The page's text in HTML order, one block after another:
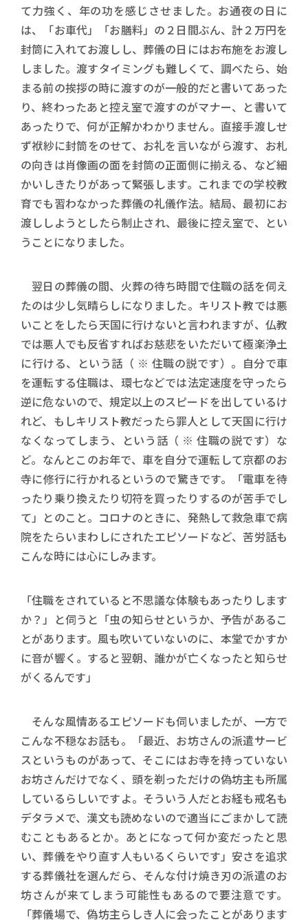
て力強く、年の功を感じさせました。お通夜の日に
は、「お車代」「お膳料」の２日間ぶん、計２万円を
封筒に入れてお渡しし、葬儀の日にはお布施をお渡し
しました。渡すタイミングも難しくて、調べたら、始
まる前の挨拶の時に渡すのが一般的だと書いてあった
り、終わったあと控え室で渡すのがマナー、と書いて
あったりで、何が正解かわかりません。直接手渡しせ
ず袱紗に封筒をのせて、お礼を言いながら渡す、お札
の向きは肖像画の面を封筒の正面側に揃える、など細
かいしきたりがあって緊張します。これまでの学校教
育でも習わなかった葬儀の礼儀作法。結局、最初にお
渡ししようとしたら制止され、最後に控え室で、とい
うことになりました。
翌日の葬儀の間、火葬の待ち時間で住職の話を伺え
たのは少し気晴らしになりました。キリスト教では悪
いことをしたら天国に行けないと言われますが、仏教
では悪人でも反省すればお慈悲をいただいて極楽浄土
に行ける、という話（ ※ 住職の説です）。自分で車
を運転する住職は、環七などでは法定速度を守ったら
逆に危ないので、規定以上のスピードを出しているけ
れど、もしキリスト教だったら罪人として天国に行け
なくなってしまう、という話（ ※ 住職の説です）な
ど。なんとこのお年で、車を自分で運転して京都のお
寺に修行に行かれるというので驚きです。「電車を待
ったり乗り換えたり切符を買ったりするのが苦手でし
て」とのこと。コロナのときに、発熱して救急車で病
院をたらいまわしにされたエピソードなど、苦労話も
こんな時には心にしみます。
「住職をされていると不思議な体験もあったりします
か？」と伺うと「虫の知らせというか、予告があるこ
とがあります。風も吹いていないのに、本堂でかすか
に音が響く。すると翌朝、誰かが亡くなったと知らせ
がくるんです」
そんな風情あるエピソードも伺いましたが、一方で
こんな不穏なお話も。「最近、お坊さんの派遣サービ
スというものがあって、そこにはお寺を持っていない
お坊さんだけでなく、頭を剃っただけの偽坊主も所属
しているらしいですよ。そういう人だとお経も戒名も
デタラメで、漢文も読めないので適当にごまかして読
むこともあるとか。あとになって何か変だったと思
い、葬儀をやり直す人もいるくらいです」安さを追求
する葬儀社を選んだら、そんな付け焼き刃の派遣のお
坊さんが来てしまう可能性もあるので要注意です。
「葬儀場で、偽坊主らしき人に会ったことがあります